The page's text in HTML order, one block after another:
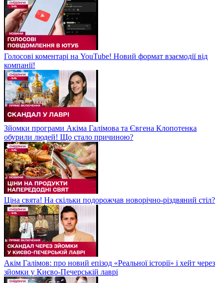
Голосові коментарі на YouTube! Новий формат взаємодії від
компанії!
Зйомки програми Акіма Галімова та Євгена Клопотенка
обурили людей! Що стало причиною?
Ціна свята! На скільки подорожчав новорічно-різдвяний стіл?
Акім Галімов: про новий епізод «Реальної історії» і хейт через
зйомки у Києво-Печерській лаврі